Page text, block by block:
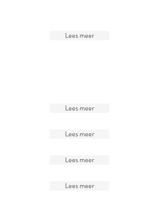
Lees meer
Lees meer
Lees meer
Lees meer
Lees meer